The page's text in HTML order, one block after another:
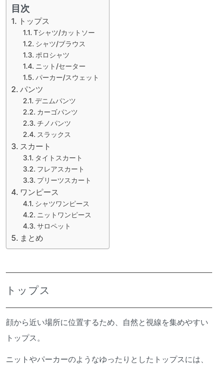
目次
トップス
Tシャツ/カットソー
シャツ/ブラウス
ポロシャツ
ニット/セーター
パーカー/スウェット
パンツ
デニムパンツ
カーゴパンツ
チノパンツ
スラックス
スカート
タイトスカート
フレアスカート
プリーツスカート
ワンピース
シャツワンピース
ニットワンピース
サロペット
まとめ
トップス
顔から近い場所に位置するため、自然と視線を集めやすい
トップス。
ニットやパーカーのようなゆったりとしたトップスには、